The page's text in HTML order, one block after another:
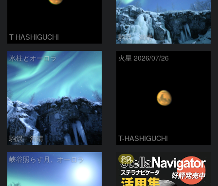
T-HASHIGUCHI 駒沢 満晴
氷柱とオーロラ
駒沢 満晴
火星 2026/07/26
T-HASHIGUCHI
峡谷照らす月、オーロラ PR